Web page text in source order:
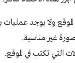
ولا يوجد
غير مناسبة.
تكتب في الموقع.